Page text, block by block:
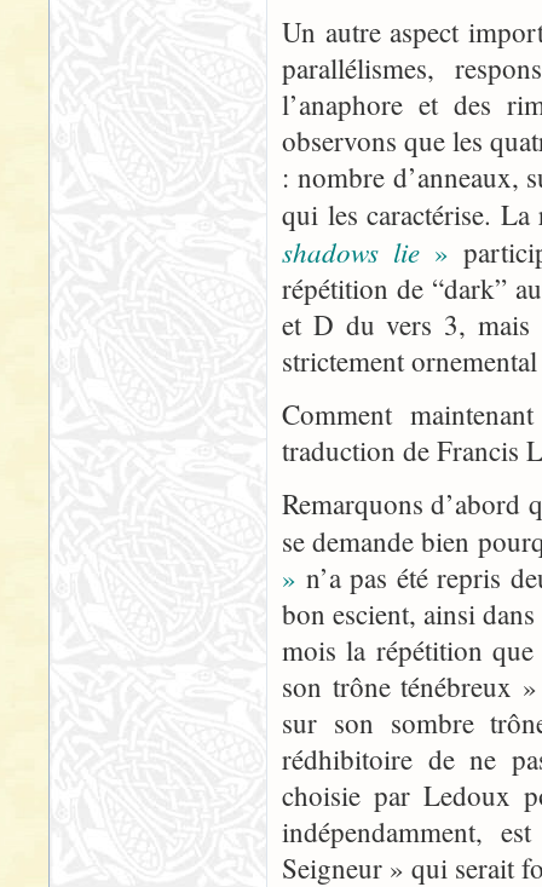
Un autre aspect
parallélismes,
l’anaphore et des
observons que les
: nombre d’anneaux,
qui les caractérise.
shadows lie »
répétition de “dark”
et D du vers 3, mais
strictement
Comment
traduction de Francis
Remarquons d’abord
se demande bien
» n’a pas été repris
bon escient, ainsi
mois la répétition
son trône ténébreux
sur son sombre
rédhibitoire de ne
choisie par Ledoux
indépendamment,
Seigneur » qui serait